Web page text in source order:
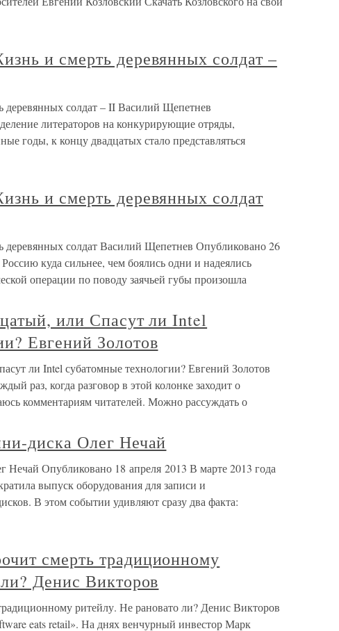
и смерть деревянных солдат –
солдат – II Василий Щепетнев
литераторов на конкурирующие отряды,
годы, к концу двадцатых стало представляться
и смерть деревянных солдат
солдат Василий Щепетнев Опубликовано 26
куда сильнее, чем боялись одни и надеялись
операции по поводу заячьей губы произошла
или Спасут ли Intel
Евгений Золотов
ли Intel субатомные технологии? Евгений Золотов
раз, когда разговор в этой колонке заходит о
комментариям читателей. Можно рассуждать о
диска Олег Нечай
Нечай Опубликовано 18 апреля 2013 В марте 2013 года
выпуск оборудования для записи и
В этом событии удивляют сразу два факта:
смерть традиционному
Денис Викторов
ритейлу. Не рановато ли? Денис Викторов
eats retail». На днях венчурный инвестор Марк